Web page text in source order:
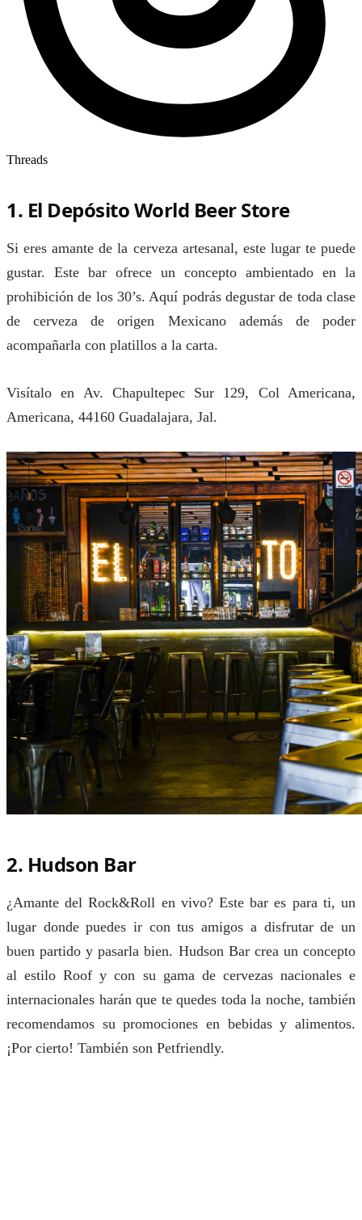
Threads
1. El Depósito World Beer Store
Si eres amante de la cerveza artesanal, este lugar te puede
gustar. Este bar ofrece un concepto ambientado en la
prohibición de los 30’s. Aquí podrás degustar de toda clase
de cerveza de origen Mexicano además de poder
acompañarla con platillos a la carta.
Visítalo en Av. Chapultepec Sur 129, Col Americana,
Americana, 44160 Guadalajara, Jal.
2. Hudson Bar
¿Amante del Rock&Roll en vivo? Este bar es para ti, un
lugar donde puedes ir con tus amigos a disfrutar de un
buen partido y pasarla bien. Hudson Bar crea un concepto
al estilo Roof y con su gama de cervezas nacionales e
internacionales harán que te quedes toda la noche, también
recomendamos su promociones en bebidas y alimentos.
¡Por cierto! También son Petfriendly.